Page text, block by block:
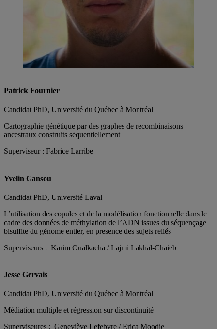
Patrick Fournier
Candidat PhD, Université du Québec à Montréal
Cartographie génétique par des graphes de recombinaisons
ancestraux construits séquentiellement
Superviseur : Fabrice Larribe
Yvelin Gansou
Candidat PhD, Université Laval
L’utilisation des copules et de la modélisation fonctionnelle dans le
cadre des données de méthylation de l’ADN issues du séquençage
bisulfite du génome entier, en presence des sujets reliés
Superviseurs : Karim Oualkacha / Lajmi Lakhal-Chaieb
Jesse Gervais
Candidat PhD, Université du Québec à Montréal
Médiation multiple et régression sur discontinuité
Superviseures : Geneviève Lefebvre / Erica Moodie